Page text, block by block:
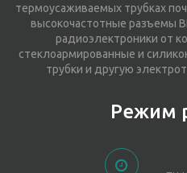
термоусаживаемых трубках
высокочастотные разъемы
радиоэлектроники от
стеклоармированные и
трубки и другую
Режим